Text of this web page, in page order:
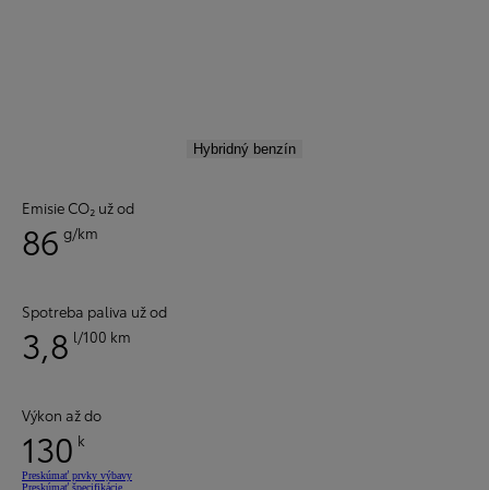
Hybridný benzín
Emisie CO₂ už od
86 g/km
Spotreba paliva už od
3,8 l/100 km
Výkon až do
130 k
Preskúmať prvky výbavy
Preskúmať špecifikácie